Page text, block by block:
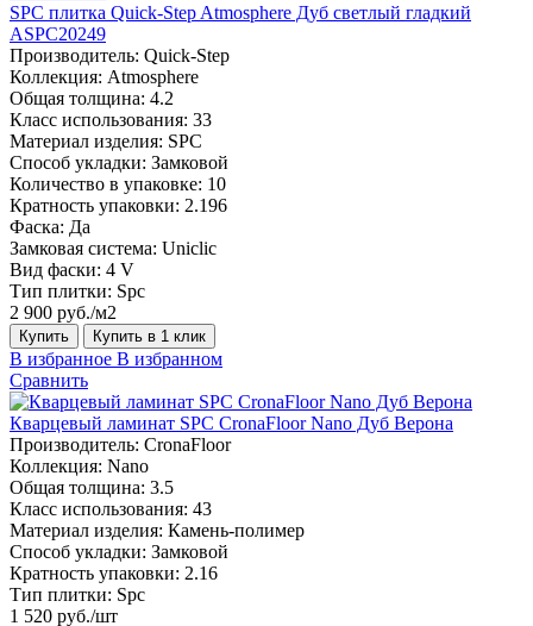
SPC плитка Quick-Step Atmosphere Дуб светлый гладкий
ASPC20249
Производитель: Quick-Step
Коллекция: Atmosphere
Общая толщина: 4.2
Класс использования: 33
Материал изделия: SPC
Способ укладки: Замковой
Количество в упаковке: 10
Кратность упаковки: 2.196
Фаска: Да
Замковая система: Uniclic
Вид фаски: 4 V
Тип плитки: Spc
2 900 руб./м2
Купить Купить в 1 клик
В избранное В избранном
Сравнить
Кварцевый ламинат SPC CronaFloor Nano Дуб Верона
Производитель: CronaFloor
Коллекция: Nano
Общая толщина: 3.5
Класс использования: 43
Материал изделия: Камень-полимер
Способ укладки: Замковой
Кратность упаковки: 2.16
Тип плитки: Spc
1 520 руб./шт